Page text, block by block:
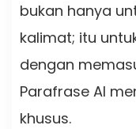
bukan hanya
kalimat; itu
dengan
Parafrase AI
khusus.